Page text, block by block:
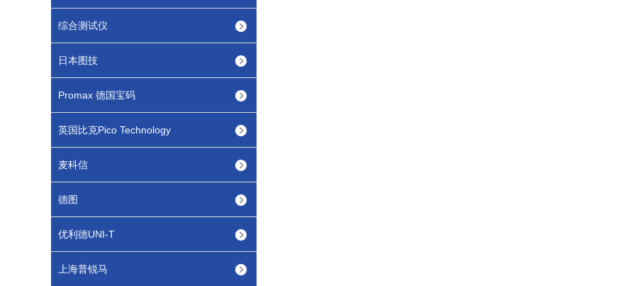
综合测试仪
日本图技
Promax 德国宝码
英国比克Pico Technology
麦科信
德图
优利德UNI-T
上海普锐马